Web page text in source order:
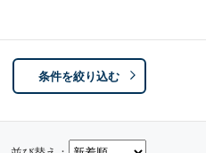
条件を絞り込む